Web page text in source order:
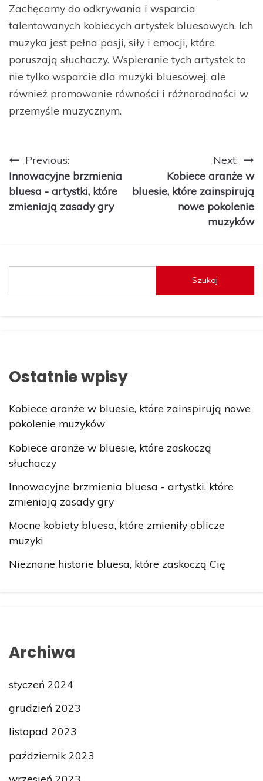
Zachęcamy do odkrywania i wsparcia
talentowanych kobiecych artystek bluesowych. Ich
muzyka jest pełna pasji, siły i emocji, które
poruszają słuchaczy. Wspieranie tych artystek to
nie tylko wsparcie dla muzyki bluesowej, ale
również promowanie równości i różnorodności w
przemyśle muzycznym.
Nawigacja
wpisu
Previous:
Innowacyjne brzmienia
bluesa - artystki, które
zmieniają zasady gry
Next:
Kobiece aranże w
bluesie, które zainspirują
nowe pokolenie
muzyków
Szukaj
Ostatnie wpisy
Kobiece aranże w bluesie, które zainspirują nowe
pokolenie muzyków
Kobiece aranże w bluesie, które zaskoczą
słuchaczy
Innowacyjne brzmienia bluesa - artystki, które
zmieniają zasady gry
Mocne kobiety bluesa, które zmieniły oblicze
muzyki
Nieznane historie bluesa, które zaskoczą Cię
Archiwa
styczeń 2024
grudzień 2023
listopad 2023
październik 2023